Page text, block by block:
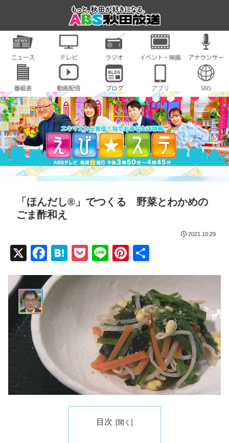
「ほんだし®」でつくる 野菜とわかめの
ごま酢和え
2021.10.29
X
F
c
b
o
k
H
e
n
P
ck
Li
e
Pi
er
e
st
目次